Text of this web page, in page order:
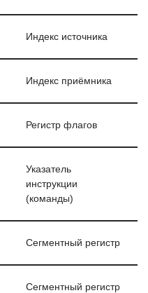
Индекс источника
Индекс приёмника
Регистр флагов
Указатель
инструкции
(команды)
Сегментный регистр
Сегментный регистр